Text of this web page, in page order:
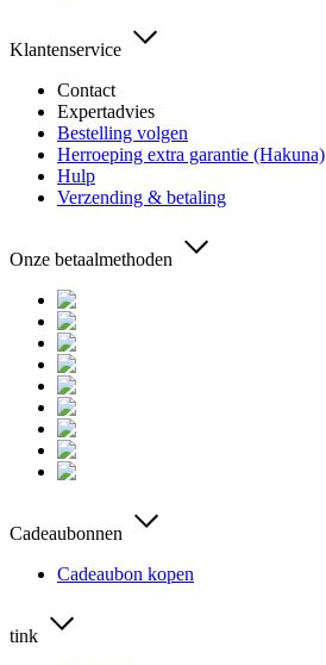
Klantenservice
Contact
Expertadvies
Bestelling volgen
Herroeping extra garantie (Hakuna)
Hulp
Verzending & betaling
Onze betaalmethoden
Cadeaubonnen
Cadeaubon kopen
tink